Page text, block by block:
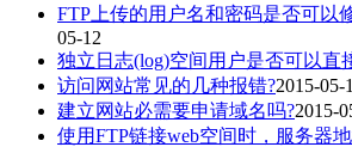
FTP上传的用户名和密码是否可以
05-12
独立日志(log)空间用户是否可以直
访问网站常见的几种报错?2015-05-
建立网站必需要申请域名吗?2015-
使用FTP链接web空间时，服务器